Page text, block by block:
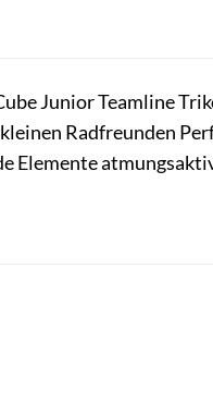
Junior Teamline
Radfreunden
Elemente